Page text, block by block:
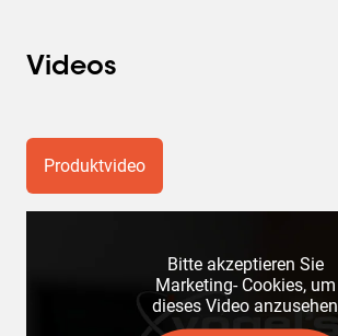
Videos
Produktvideo
Bitte akzeptieren Sie
Marketing- Cookies, um
dieses Video anzusehen